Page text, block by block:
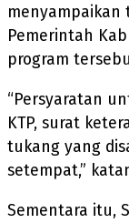
menyampaikan
Pemerintah
program
“Persyaratan
KTP, surat
tukang yang
setempat,”
Sementara itu,